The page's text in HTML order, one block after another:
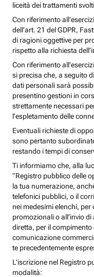
liceità dei trattamenti
Con riferimento
dell’art. 21 del GDPR,
di ragioni oggettive per
rispetto alla richiesta
Con riferimento
si precisa che, a seguito
dati personali sarà
presentino gestioni in
strettamente necessari
l’espletamento delle
Eventuali richieste di
sono pertanto
restando i tempi di
Ti informiamo che, alla
“Registro pubblico delle
la tua numerazione,
telefonici pubblici, o il
nei medesimi elenchi,
promozionali o all’invio
diretta, per il
comunicazione
te precedentemente
L’iscrizione nel Registro
modalità: